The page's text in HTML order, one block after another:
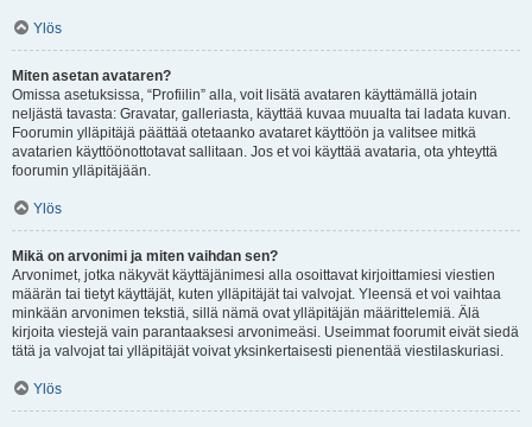
Ylös
Miten asetan avataren?
Omissa asetuksissa, “Profiilin” alla, voit lisätä avataren käyttämällä jotain
neljästä tavasta: Gravatar, galleriasta, käyttää kuvaa muualta tai ladata kuvan.
Foorumin ylläpitäjä päättää otetaanko avataret käyttöön ja valitsee mitkä
avatarien käyttöönottotavat sallitaan. Jos et voi käyttää avataria, ota yhteyttä
foorumin ylläpitäjään.
Ylös
Mikä on arvonimi ja miten vaihdan sen?
Arvonimet, jotka näkyvät käyttäjänimesi alla osoittavat kirjoittamiesi viestien
määrän tai tietyt käyttäjät, kuten ylläpitäjät tai valvojat. Yleensä et voi vaihtaa
minkään arvonimen tekstiä, sillä nämä ovat ylläpitäjän määrittelemiä. Älä
kirjoita viestejä vain parantaaksesi arvonimeäsi. Useimmat foorumit eivät siedä
tätä ja valvojat tai ylläpitäjät voivat yksinkertaisesti pienentää viestilaskuriasi.
Ylös